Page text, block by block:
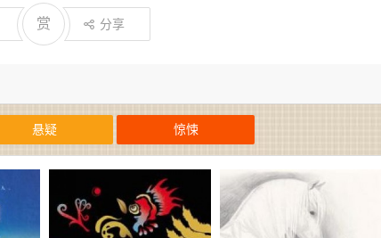
赏 分享
悬疑 惊悚